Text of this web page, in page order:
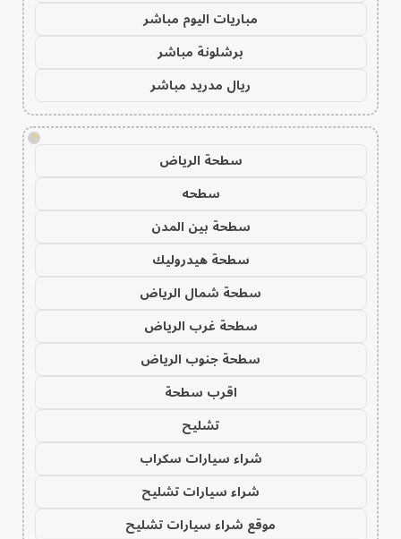
مباريات اليوم مباشر
برشلونة مباشر
ريال مدريد مباشر
!
سطحة الرياض
سطحه
سطحة بين المدن
سطحة هيدروليك
سطحة شمال الرياض
سطحة غرب الرياض
سطحة جنوب الرياض
اقرب سطحة
تشليح
شراء سيارات سكراب
شراء سيارات تشليح
موقع شراء سيارات تشليح